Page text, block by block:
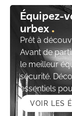
Équipez-
urbex
Prêt à
Avant de
le meilleur
sécurité.
essentiels
VOIR LES